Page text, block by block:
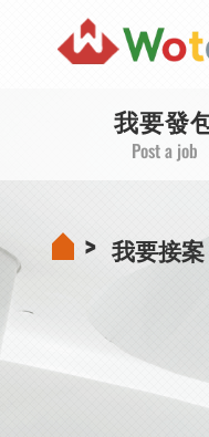
我要發
Post a job
我要接案